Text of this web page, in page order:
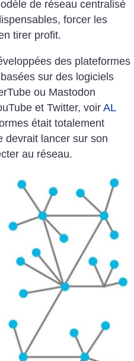
de réseau centralisé
forcer les
tirer profit.
des plateformes
sur des logiciels
ou Mastodon
et Twitter, voir AL
était totalement
devrait lancer sur son
au réseau.